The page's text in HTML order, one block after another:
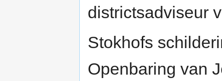
districtsadviseur
Stokhofs
Openbaring van